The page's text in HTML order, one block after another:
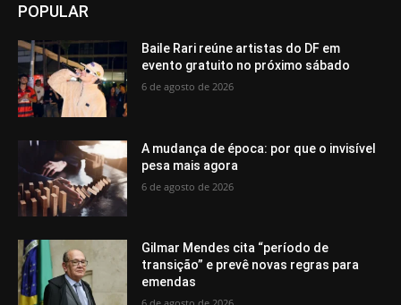
POPULAR
Baile Rari reúne artistas do DF em
evento gratuito no próximo sábado
6 de agosto de 2026
A mudança de época: por que o invisível
pesa mais agora
6 de agosto de 2026
Gilmar Mendes cita “período de
transição” e prevê novas regras para
emendas